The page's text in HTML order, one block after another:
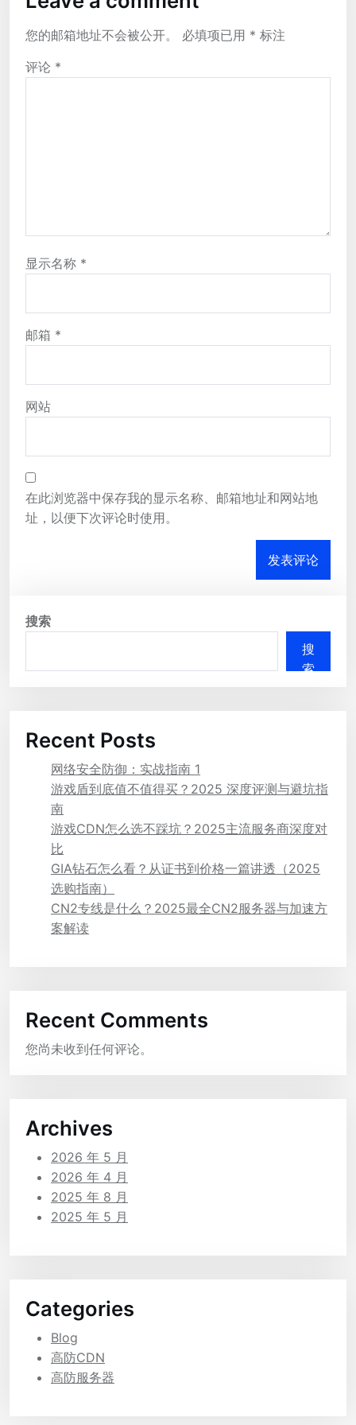
您的邮箱地址不会被公开。 必填项已用 * 标注
评论 *
显示名称 *
邮箱 *
网站
在此浏览器中保存我的显示名称、邮箱地址和网站地
址，以便下次评论时使用。
搜索
搜
索
Recent Posts
网络安全防御：实战指南 1
游戏盾到底值不值得买？2025 深度评测与避坑指
南
游戏CDN怎么选不踩坑？2025主流服务商深度对
比
GIA钻石怎么看？从证书到价格一篇讲透（2025
选购指南）
CN2专线是什么？2025最全CN2服务器与加速方
案解读
Recent Comments
您尚未收到任何评论。
Archives
2026 年 5 月
2026 年 4 月
2025 年 8 月
2025 年 5 月
Categories
Blog
高防CDN
高防服务器